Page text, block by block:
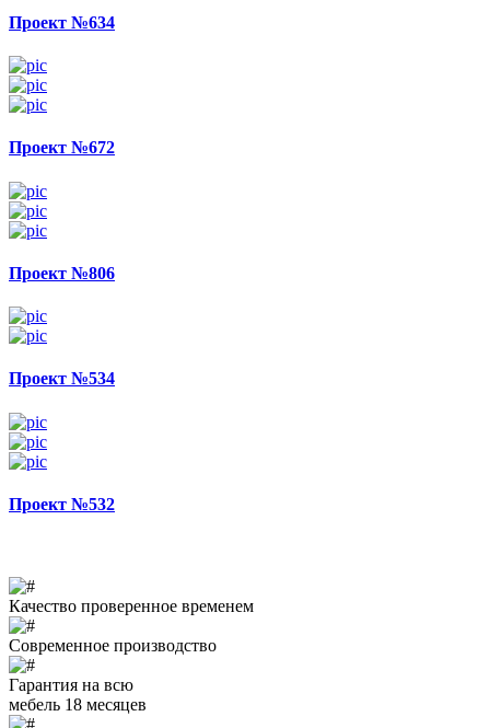
Проект №634
Проект №672
Проект №806
Проект №534
Проект №532
Качество проверенное временем
Современное производство
Гарантия на всю
мебель 18 месяцев